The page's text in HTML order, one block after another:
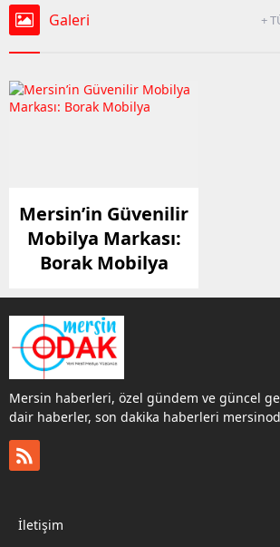
Galeri +
Mersin’in Güvenilir
Mobilya Markası:
Borak Mobilya
Mersin haberleri, özel gündem ve güncel
dair haberler, son dakika haberleri
İletişim